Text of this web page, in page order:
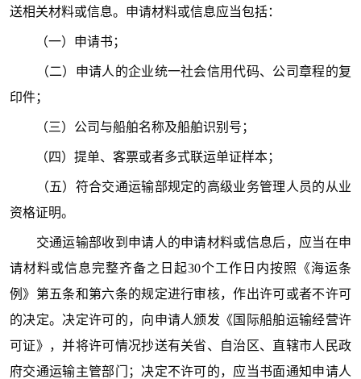
送相关材料或信息。申请材料或信息应当包括：
（一）申请书；
（二）申请人的企业统一社会信用代码、公司章程的复
印件；
（三）公司与船舶名称及船舶识别号；
（四）提单、客票或者多式联运单证样本；
（五）符合交通运输部规定的高级业务管理人员的从业
资格证明。
交通运输部收到申请人的申请材料或信息后，应当在申
请材料或信息完整齐备之日起30个工作日内按照《海运条
例》第五条和第六条的规定进行审核，作出许可或者不许可
的决定。决定许可的，向申请人颁发《国际船舶运输经营许
可证》，并将许可情况抄送有关省、自治区、直辖市人民政
府交通运输主管部门；决定不许可的，应当书面通知申请人